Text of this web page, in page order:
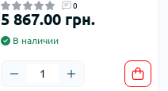
0
5 867.00 грн.
В наличии